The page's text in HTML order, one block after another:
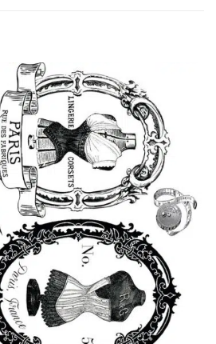
Favorilerime
Ekle